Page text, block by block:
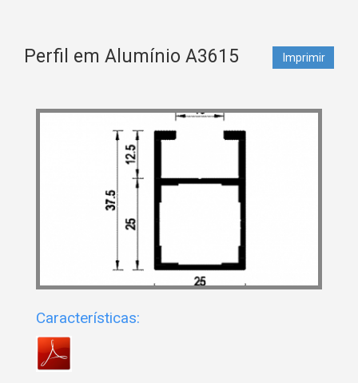
Perfil em Alumínio A3615 Imprimir
Características: